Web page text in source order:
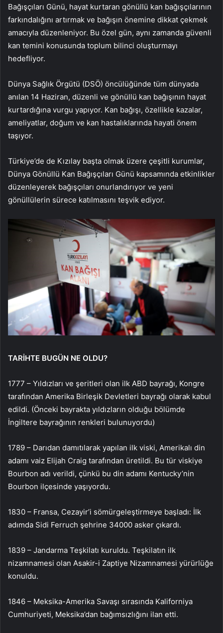
Bağışçıları Günü, hayat kurtaran gönüllü kan bağışçılarının
farkındalığını artırmak ve bağışın önemine dikkat çekmek
amacıyla düzenleniyor. Bu özel gün, aynı zamanda güvenli
kan temini konusunda toplum bilinci oluşturmayı
hedefliyor.
Dünya Sağlık Örgütü (DSÖ) öncülüğünde tüm dünyada
anılan 14 Haziran, düzenli ve gönüllü kan bağışının hayat
kurtardığına vurgu yapıyor. Kan bağışı, özellikle kazalar,
ameliyatlar, doğum ve kan hastalıklarında hayati önem
taşıyor.
Türkiye’de de Kızılay başta olmak üzere çeşitli kurumlar,
Dünya Gönüllü Kan Bağışçıları Günü kapsamında etkinlikler
düzenleyerek bağışçıları onurlandırıyor ve yeni
gönüllülerin sürece katılmasını teşvik ediyor.
TARİHTE BUGÜN NE OLDU?
1777 – Yıldızları ve şeritleri olan ilk ABD bayrağı, Kongre
tarafından Amerika Birleşik Devletleri bayrağı olarak kabul
edildi. (Önceki bayrakta yıldızların olduğu bölümde
İngiltere bayrağının renkleri bulunuyordu)
1789 – Darıdan damıtılarak yapılan ilk viski, Amerikalı din
adamı vaiz Elijah Craig tarafından üretildi. Bu tür viskiye
Bourbon adı verildi, çünkü bu din adamı Kentucky’nin
Bourbon ilçesinde yaşıyordu.
1830 – Fransa, Cezayir’i sömürgeleştirmeye başladı: İlk
adımda Sidi Ferruch şehrine 34000 asker çıkardı.
1839 – Jandarma Teşkilatı kuruldu. Teşkilatın ilk
nizamnamesi olan Asakir-i Zaptiye Nizamnamesi yürürlüğe
konuldu.
1846 – Meksika-Amerika Savaşı sırasında Kaliforniya
Cumhuriyeti, Meksika’dan bağımsızlığını ilan etti.